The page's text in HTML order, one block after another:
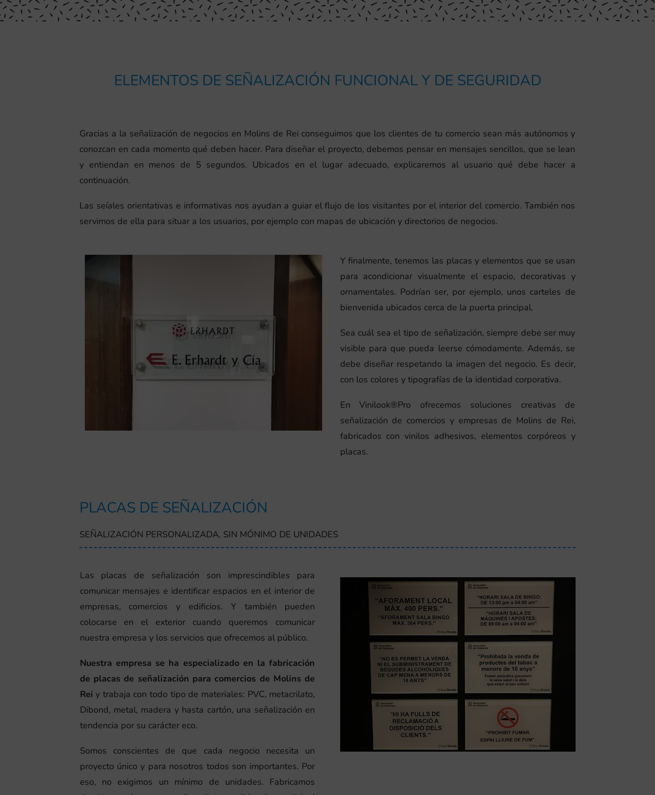
ELEMENTOS DE SEÑALIZACIÓN FUNCIONAL Y DE SEGURIDAD
Gracias a la señalización de negocios en Molins de Rei conseguimos que los clientes de tu comercio sean más autónomos y
conozcan en cada momento qué deben hacer. Para diseñar el proyecto, debemos pensar en mensajes sencillos, que se lean
y entiendan en menos de 5 segundos. Ubicados en el lugar adecuado, explicaremos al usuario qué debe hacer a
continuación.
Las seíales orientativas e informativas nos ayudan a guiar el flujo de los visitantes por el interior del comercio. También nos
servimos de ella para situar a los usuarios, por ejemplo con mapas de ubicación y directorios de negocios.
Y finalmente, tenemos las placas y elementos que se usan
para acondicionar visualmente el espacio, decorativas y
ornamentales. Podrían ser, por ejemplo, unos carteles de
bienvenida ubicados cerca de la puerta principal.
Sea cuál sea el tipo de señalización, siempre debe ser muy
visible para que pueda leerse cómodamente. Además, se
debe diseñar respetando la imagen del negocio. Es decir,
con los colores y tipografías de la identidad corporativa.
En Vinilook®Pro ofrecemos soluciones creativas de
señalización de comercios y empresas de Molins de Rei,
fabricados con vinilos adhesivos, elementos corpóreos y
placas.
PLACAS DE SEÑALIZACIÓN
SEÑALIZACIÓN PERSONALIZADA, SIN MÓNIMO DE UNIDADES
Las placas de señalización son imprescindibles para
comunicar mensajes e identificar espacios en el interior de
empresas, comercios y edificios. Y también pueden
colocarse en el exterior cuando queremos comunicar
nuestra empresa y los servicios que ofrecemos al público.
Nuestra empresa se ha especializado en la fabricación
de placas de señalización para comercios de Molins de
Rei y trabaja con todo tipo de materiales: PVC, metacrilato,
Dibond, metal, madera y hasta cartón, una señalización en
tendencia por su carácter eco.
Somos conscientes de que cada negocio necesita un
proyecto único y para nosotros todos son importantes. Por
eso, no exigimos un mínimo de unidades. Fabricamos